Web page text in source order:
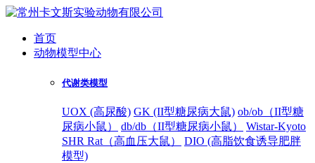
首页
动物模型中心
代谢类模型
UOX (高尿酸) GK (II型糖尿病大鼠) ob/ob（II型糖
尿病小鼠）
db/db（II型糖尿病小鼠）
Wistar-Kyoto
SHR Rat（高血压大鼠）
DIO (高脂饮食诱导肥胖
模型)